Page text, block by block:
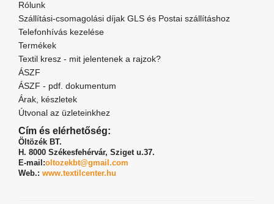
Rólunk
Szállítási-csomagolási díjak GLS és Postai szállításhoz
Telefonhívás kezelése
Termékek
Textil kresz - mit jelentenek a rajzok?
ÁSZF
ÁSZF - pdf. dokumentum
Árak, készletek
Útvonal az üzleteinkhez
Cím és elérhetőség:
Öltözék BT.
H. 8000 Székesfehérvár, Sziget u.37.
E-mail:oltozekbt@gmail.com
Web.: www.textilcenter.hu